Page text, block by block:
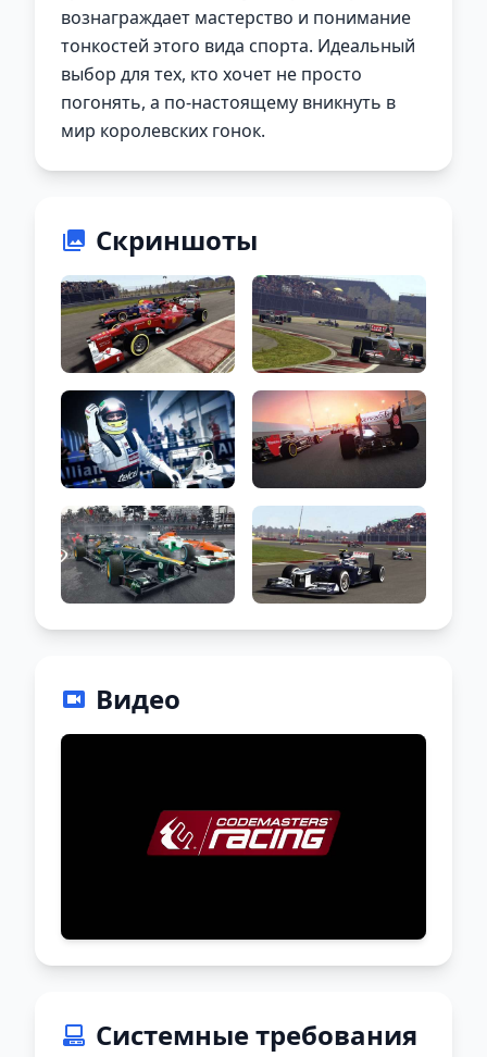
вознаграждает мастерство и понимание
тонкостей этого вида спорта. Идеальный
выбор для тех, кто хочет не просто
погонять, а по-настоящему вникнуть в
мир королевских гонок.
Скриншоты
Видео
Системные требования